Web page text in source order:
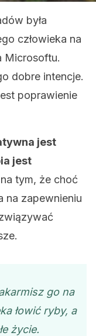
była
człowieka na
Microsoftu.
dobre intencje.
poprawienie
jest
jest
tym, że choć
na zapewnieniu
go na
łowić ryby, a
życie.